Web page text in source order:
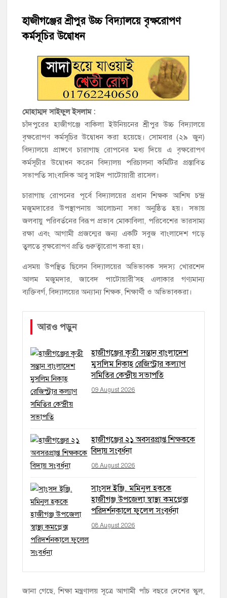
হাজীগঞ্জের টোরাগড় কাজী বাড়ি সড়কে রহিমা ভবনের প্রধান ফটক লক
হাজীগঞ্জ পৌরসভার মেয়র প্রার্থী অ্যাড. টিটু টোরাগড় পূর্বপাড়া জামে
হাজীগঞ্জে শিক্ষার্থীদের লেখাপড়ার মানোন্নয়নে ও উপস্থিতি নিশ্চিতকরণে
অভিভাবক সমাবেশ
হাজীগঞ্জে অস্বাস্থ্যকর পরিবেশে খাবার প্রস্তুত: ২ হোটেলকে ৪৫ হাজার
টাকা জরিমানা
হাজীগঞ্জের শ্রীপুর উচ্চ বিদ্যালয়ে বৃক্ষরোপণ
কর্মসূচির উদ্বোধন
মোহাম্মদ সাইফুল ইসলাম :
চাঁদপুরের হাজীগঞ্জে বাকিলা ইউনিয়নের শ্রীপুর উচ্চ বিদ্যালয়ে
বৃক্ষরোপণ কর্মসূচির উদ্বোধন করা হয়েছে। সোমবার (২৯ জুন)
বিদ্যালয়ে প্রাঙ্গণে চারাগাছ রোপনের মধ্য দিয়ে এ বৃক্ষরোপণ
কর্মসূচীর উদ্বোধন করেন বিদ্যালয় পরিচালনা কমিটির প্রস্তাবিত
সভাপতি সাংবাদিক আবু সাইদ পাটোয়ারী রাসেল।
চারাগাছ রোপনের পূর্বে বিদ্যালয়ের প্রধান শিক্ষক আশিষ চন্দ্র
মজুমদারের উপস্থাপনায় আলোচনা সভা অনুষ্ঠিত হয়। সভায়
জলবায়ু পরিবর্তনের বিরূপ প্রভাব মোকাবিলা, পরিবেশের ভারসাম্য
রক্ষা এবং আগামী প্রজন্মের জন্য একটি সবুজ বাংলাদেশ গড়ে
তুলতে বৃক্ষরোপণ প্রতি গুরুত্বারোপ করা হয়।
এসময় উপস্থিত ছিলেন বিদ্যালয়ের অভিভাবক সদস্য খোরশেদ
আলম মজুমদার, জাবেদ পাটোয়ারী’সহ এলাকার গণ্যমান্য
ব্যক্তিবর্গ, বিদ্যালয়ের অন্যান্য শিক্ষক, শিক্ষার্থী ও অভিভাবকরা।
আরও পড়ুন
হাজীগঞ্জের কৃতী সন্তান বাংলাদেশ
মুসলিম নিকাহ রেজিস্ট্রার কল্যাণ
সমিতির কেন্দ্রীয় সভাপতি
09 August 2026
হাজীগঞ্জের ২১ অবসরপ্রাপ্ত শিক্ষককে
বিদায় সংবর্ধনা
08 August 2026
সাংসদ ইঞ্জি. মমিনুল হককে
হাজীগঞ্জ উপজেলা স্বাস্থ্য কমপ্লেক্স
পরিদর্শনকালে ফুলেল সংবর্ধনা
08 August 2026
জানা গেছে, শিক্ষা মন্ত্রণালয় সূত্রে আগামী পাঁচ বছরে দেশের স্কুল,